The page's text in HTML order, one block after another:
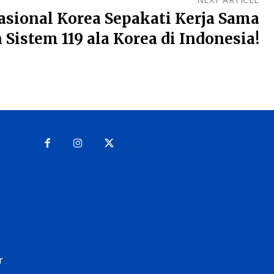
Korea Sepakati Kerja Sama
Sistem 119 ala Korea di Indonesia!